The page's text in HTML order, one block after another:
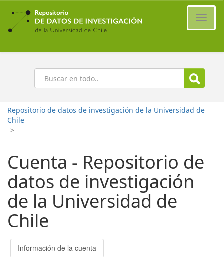
Ir
contenido
principal
Buscar
Repositorio de datos de investigación de la Universidad de
Chile
>
Cuenta - Repositorio de
datos de investigación
de la Universidad de
Chile
Información de la cuenta